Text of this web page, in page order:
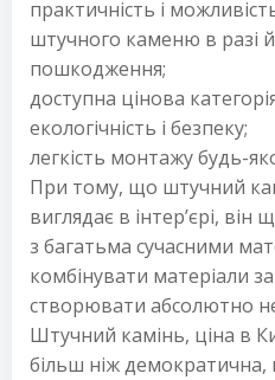
практичність і
штучного каменю в разі
пошкодження;
доступна цінова
екологічність і безпеку;
легкість монтажу будь-
При тому, що штучний
виглядає в інтер’єрі,
з багатьма сучасними
комбінувати матеріали
створювати абсолютно
Штучний камінь, ціна в
більш ніж